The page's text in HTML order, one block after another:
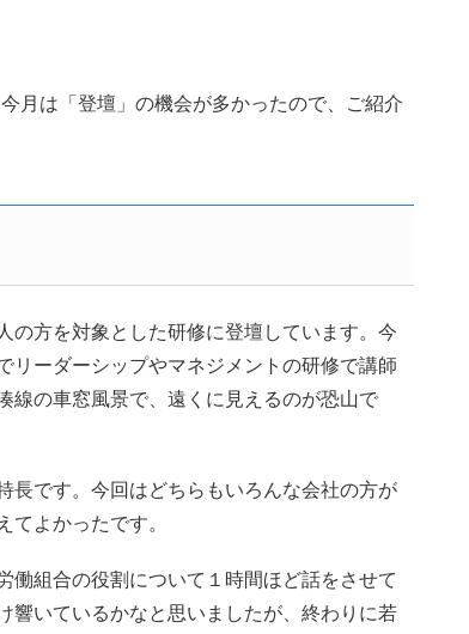
月は「登壇」の機会が多かったので、ご紹介
方を対象とした研修に登壇しています。今
リーダーシップやマネジメントの研修で講師
線の車窓風景で、遠くに見えるのが恐山で
です。今回はどちらもいろんな会社の方が
よかったです。
組合の役割について１時間ほど話をさせて
響いているかなと思いましたが、終わりに若